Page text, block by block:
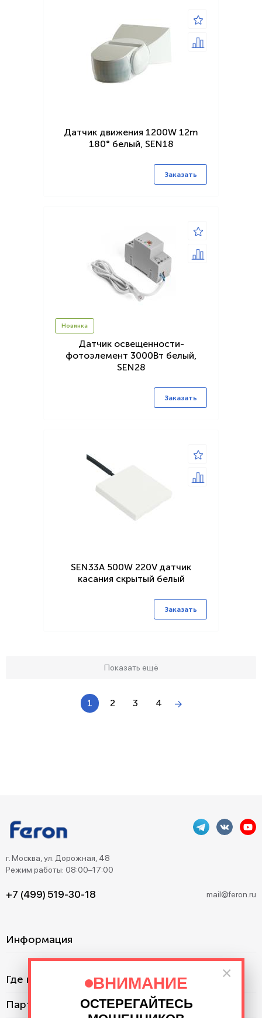
×
ВНИМАНИЕ
ОСТЕРЕГАЙТЕСЬ
Датчик движения 1200W 12m
180° белый, SEN18
Заказать
Новинка
Датчик освещенности-
фотоэлемент 3000Вт белый,
SEN28
Заказать
SEN33A 500W 220V датчик
касания скрытый белый
Заказать
Показать ещё
1 2 3 4
г. Москва, ул. Дорожная, 48
Режим работы: 08:00–17:00
+7 (499) 519-30-18 mail@feron.ru
Информация
Где купить?
Партнерам